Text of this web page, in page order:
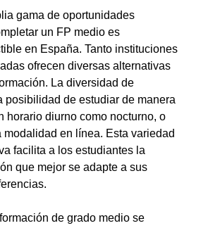
gama de oportunidades
un FP medio es
en España. Tanto instituciones
ofrecen diversas alternativas
La diversidad de
posibilidad de estudiar de manera
horario diurno como nocturno, o
modalidad en línea. Esta variedad
facilita a los estudiantes la
que mejor se adapte a sus
de grado medio se